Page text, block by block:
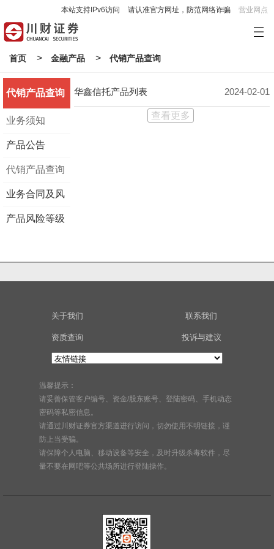
本站支持IPv6访问 请认准官方网址，防范网络诈骗 营业网点
首页 > 金融产品 > 代销产品查询
代销产品查询
业务须知
产品公告
代销产品查询
业务合同及风
险揭示书
产品风险等级
华鑫信托产品列表 2024-02-01
查看更多
关于我们 联系我们
资质查询 投诉与建议
温馨提示：
请妥善保管客户编号、资金/股东账号、登陆密码、手机动态
密码等私密信息。
请通过川财证券官方渠道进行访问，切勿使用不明链接，谨
防上当受骗。
请保障个人电脑、移动设备等安全，及时升级杀毒软件，尽
量不要在网吧等公共场所进行登陆操作。